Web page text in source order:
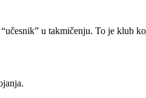
u takmičenju. To je klub